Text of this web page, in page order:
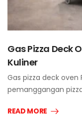
Gas Pizza Deck
Kuliner
Gas pizza deck oven
pemanggangan
READ MORE